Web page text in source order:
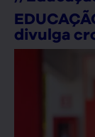
divulga